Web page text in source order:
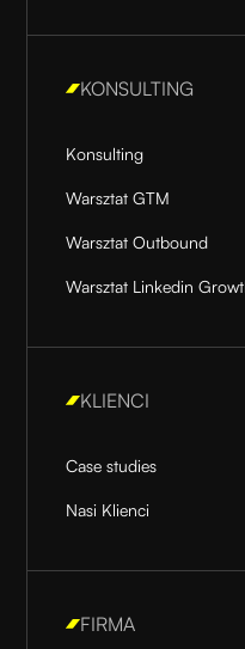
KONSULTING
Konsulting
Warsztat GTM
Warsztat Outbound
Warsztat Linkedin
KLIENCI
Case studies
Nasi Klienci
FIRMA